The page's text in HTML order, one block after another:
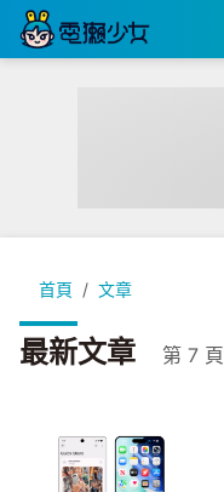
首頁 文章
最新文章 第 7 頁